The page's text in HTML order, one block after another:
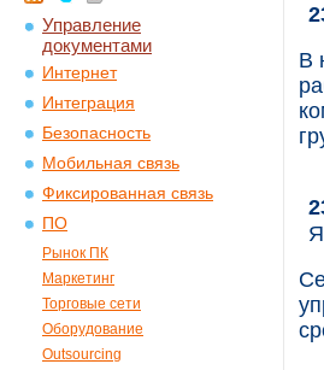
Управление
документами
Интернет
Интеграция
Безопасность
Мобильная связь
Фиксированная связь
ПО
Рынок ПК
Маркетинг
Торговые сети
Оборудование
Outsourcing
В